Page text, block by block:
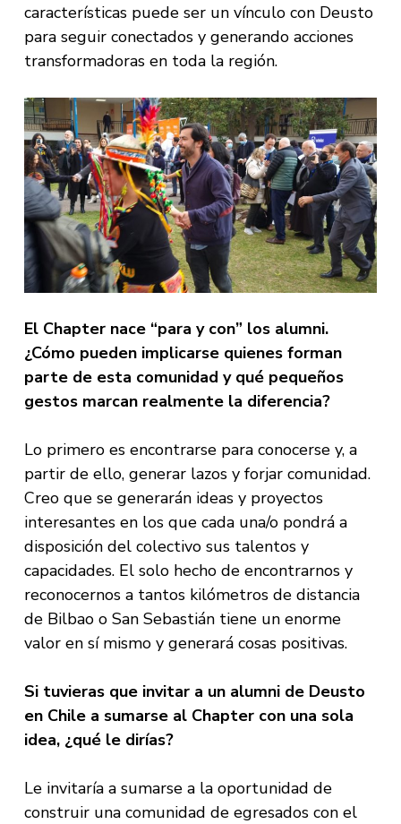
características puede ser un vínculo con Deusto
para seguir conectados y generando acciones
transformadoras en toda la región.
El Chapter nace “para y con” los alumni.
¿Cómo pueden implicarse quienes forman
parte de esta comunidad y qué pequeños
gestos marcan realmente la diferencia?
Lo primero es encontrarse para conocerse y, a
partir de ello, generar lazos y forjar comunidad.
Creo que se generarán ideas y proyectos
interesantes en los que cada una/o pondrá a
disposición del colectivo sus talentos y
capacidades. El solo hecho de encontrarnos y
reconocernos a tantos kilómetros de distancia
de Bilbao o San Sebastián tiene un enorme
valor en sí mismo y generará cosas positivas.
Si tuvieras que invitar a un alumni de Deusto
en Chile a sumarse al Chapter con una sola
idea, ¿qué le dirías?
Le invitaría a sumarse a la oportunidad de
construir una comunidad de egresados con el